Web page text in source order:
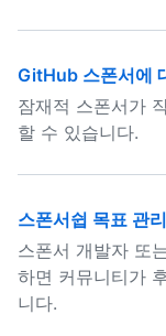
GitHub 스폰서에
잠재적 스폰서가
할 수 있습니다.
스폰서쉽 목표 관리
스폰서 개발자 또
하면 커뮤니티가
니다.